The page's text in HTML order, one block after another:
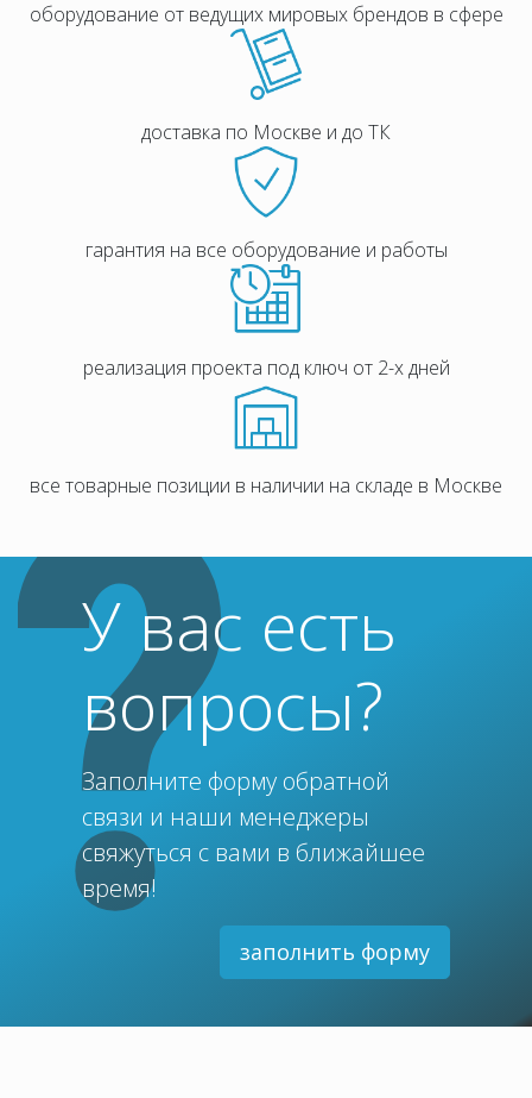
оборудование от ведущих мировых брендов в сфере
доставка по Москве и до ТК
гарантия на все оборудование и работы
реализация проекта под ключ от 2-х дней
все товарные позиции в наличии на складе в Москве
У вас есть
вопросы?
Заполните форму обратной
связи и наши менеджеры
свяжуться с вами в ближайшее
время!
заполнить форму